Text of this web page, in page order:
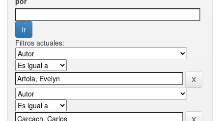
Filtros actuales: